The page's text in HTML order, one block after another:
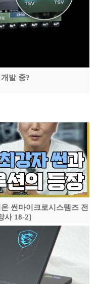
발 중?
썬마이크로시스템즈 전
사 18-2]